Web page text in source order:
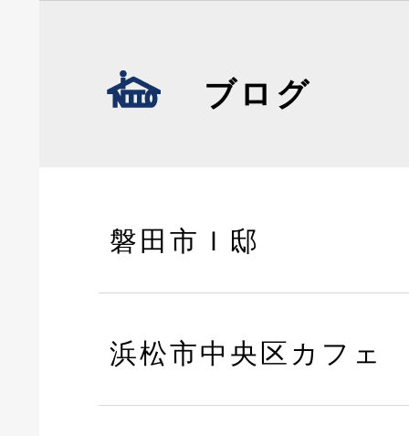
ブログ
磐田市Ｉ邸
浜松市中央区カフェ